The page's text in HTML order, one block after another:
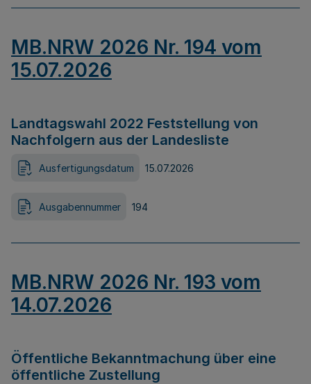
MB.NRW 2026 Nr. 194 vom
15.07.2026
Landtagswahl 2022 Feststellung von
Nachfolgern aus der Landesliste
Ausfertigungsdatum 15.07.2026
Ausgabennummer 194
MB.NRW 2026 Nr. 193 vom
14.07.2026
Öffentliche Bekanntmachung über eine
öffentliche Zustellung